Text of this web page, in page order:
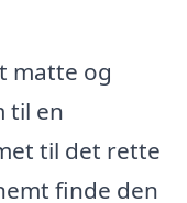
matte og
til en
til det rette
finde den